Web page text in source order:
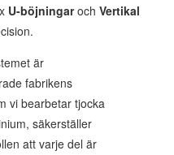
U-böjningaroch Vertikal
är
fabrikens
vi bearbetar tjocka
säkerställer
att varje del är